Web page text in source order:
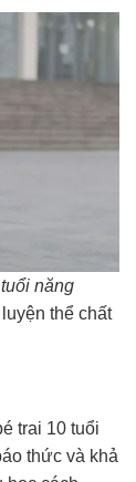
năng
thể chất
trai 10 tuổi
thức và khả